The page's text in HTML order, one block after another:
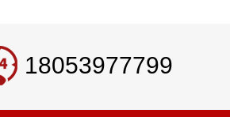
18053977799